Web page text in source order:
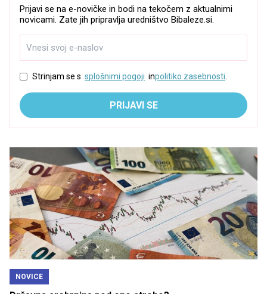
Prijavi se na e-novičke in bodi na tekočem z aktualnimi
novicami. Zate jih pripravlja uredništvo Bibaleze.si.
Strinjam se s splošnimi pogoji inpolitiko zasebnosti.
PRIJAVI SE
NOVICE